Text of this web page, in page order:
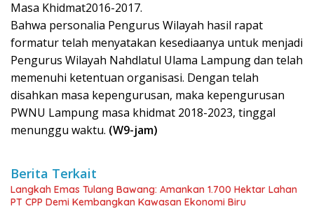
Masa Khidmat2016-2017.
Bahwa personalia Pengurus Wilayah hasil rapat
formatur telah menyatakan kesediaanya untuk menjadi
Pengurus Wilayah Nahdlatul Ulama Lampung dan telah
memenuhi ketentuan organisasi. Dengan telah
disahkan masa kepengurusan, maka kepengurusan
PWNU Lampung masa khidmat 2018-2023, tinggal
menunggu waktu. (W9-jam)
Berita Terkait
Langkah Emas Tulang Bawang: Amankan 1.700 Hektar Lahan
PT CPP Demi Kembangkan Kawasan Ekonomi Biru